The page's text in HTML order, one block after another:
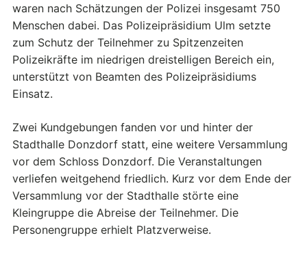
waren nach Schätzungen der Polizei insgesamt 750
Menschen dabei. Das Polizeipräsidium Ulm setzte
zum Schutz der Teilnehmer zu Spitzenzeiten
Polizeikräfte im niedrigen dreistelligen Bereich ein,
unterstützt von Beamten des Polizeipräsidiums
Einsatz.
Zwei Kundgebungen fanden vor und hinter der
Stadthalle Donzdorf statt, eine weitere Versammlung
vor dem Schloss Donzdorf. Die Veranstaltungen
verliefen weitgehend friedlich. Kurz vor dem Ende der
Versammlung vor der Stadthalle störte eine
Kleingruppe die Abreise der Teilnehmer. Die
Personengruppe erhielt Platzverweise.